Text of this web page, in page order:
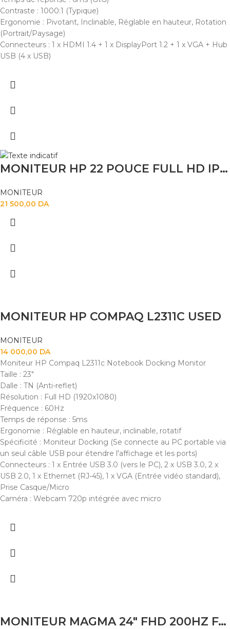
Contraste : 1000:1 (Typique)
Ergonomie : Pivotant, Inclinable, Réglable en hauteur, Rotation
(Portrait/Paysage)
Connecteurs : 1 x HDMI 1.4 + 1 x DisplayPort 1.2 + 1 x VGA + Hub
USB (4 x USB)
MONITEUR HP 22 POUCE FULL HD IPS ROTATIF
MONITEUR
21 500,00 DA
MONITEUR HP COMPAQ L2311C USED
MONITEUR
14 000,00 DA
Moniteur HP Compaq L2311c Notebook Docking Monitor
Taille : 23"
Dalle : TN (Anti-reflet)
Résolution : Full HD (1920x1080)
Fréquence : 60Hz
Temps de réponse : 5ms
Ergonomie : Réglable en hauteur, inclinable, rotatif
Spécificité : Moniteur Docking (Se connecte au PC portable via
un seul câble USB pour étendre l'affichage et les ports)
Connecteurs : 1 x Entrée USB 3.0 (vers le PC), 2 x USB 3.0, 2 x
USB 2.0, 1 x Ethernet (RJ-45), 1 x VGA (Entrée vidéo standard),
Prise Casque/Micro
Caméra : Webcam 720p intégrée avec micro
MONITEUR MAGMA 24″ FHD 200HZ FAST IPS